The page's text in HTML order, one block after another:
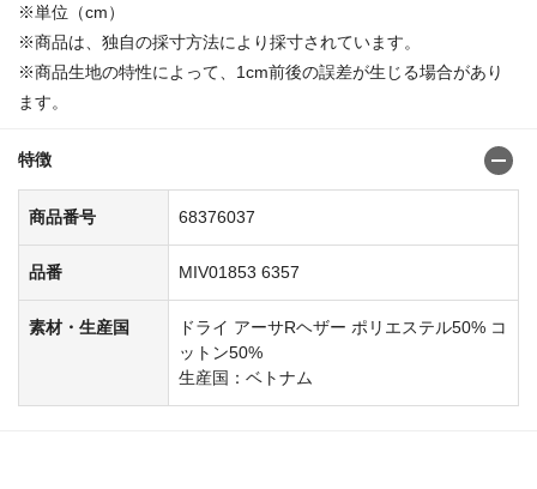
※単位（cm）
※商品は、独自の採寸方法により採寸されています。
※商品生地の特性によって、1cm前後の誤差が生じる場合があり
ます。
特徴
商品番号 68376037
品番 MIV01853 6357
素材・生産国
ドライ アーサRヘザー ポリエステル50% コ
ットン50%
生産国：ベトナム